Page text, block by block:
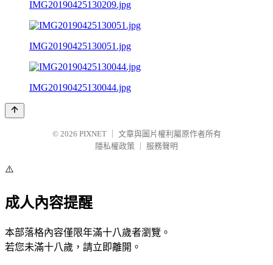
IMG20190425130209.jpg
IMG20190425130051.jpg
IMG20190425130044.jpg
© 2026 PIXNET
文章與圖片權利屬原作者所有
隱私權政策
服務聲明
⚠️
成人內容提醒
本部落格內容僅限年滿十八歲者瀏覽。
若您未滿十八歲，請立即離開。